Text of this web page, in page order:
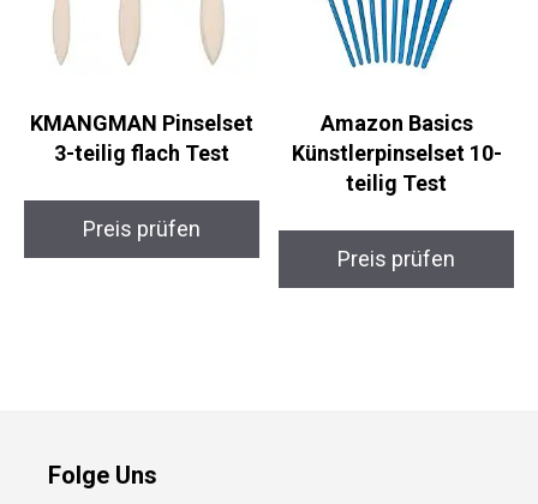
KMANGMAN Pinselset
3-teilig flach Test
Preis prüfen
Amazon Basics
Künstlerpinselset 10-
teilig Test
Preis prüfen
Folge Uns